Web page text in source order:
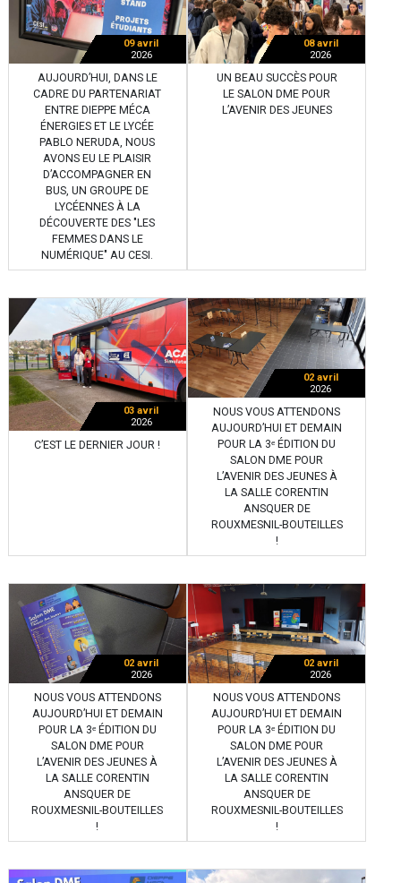
09 avril
2026
AUJOURD’HUI, DANS LE
CADRE DU PARTENARIAT
ENTRE DIEPPE MÉCA
ÉNERGIES ET LE LYCÉE
PABLO NERUDA, NOUS
AVONS EU LE PLAISIR
D’ACCOMPAGNER EN
BUS, UN GROUPE DE
LYCÉENNES À LA
DÉCOUVERTE DES "LES
FEMMES DANS LE
NUMÉRIQUE" AU CESI.
08 avril
2026
UN BEAU SUCCÈS POUR
LE SALON DME POUR
L’AVENIR DES JEUNES
03 avril
2026
C’EST LE DERNIER JOUR !
02 avril
2026
NOUS VOUS ATTENDONS
AUJOURD’HUI ET DEMAIN
POUR LA 3ᵉ ÉDITION DU
SALON DME POUR
L’AVENIR DES JEUNES À
LA SALLE CORENTIN
ANSQUER DE
ROUXMESNIL-BOUTEILLES
!
02 avril
2026
NOUS VOUS ATTENDONS
AUJOURD’HUI ET DEMAIN
POUR LA 3ᵉ ÉDITION DU
SALON DME POUR
L’AVENIR DES JEUNES À
LA SALLE CORENTIN
ANSQUER DE
ROUXMESNIL-BOUTEILLES
!
02 avril
2026
NOUS VOUS ATTENDONS
AUJOURD’HUI ET DEMAIN
POUR LA 3ᵉ ÉDITION DU
SALON DME POUR
L’AVENIR DES JEUNES À
LA SALLE CORENTIN
ANSQUER DE
ROUXMESNIL-BOUTEILLES
!